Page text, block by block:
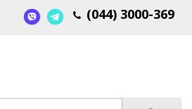
(044) 3000-369